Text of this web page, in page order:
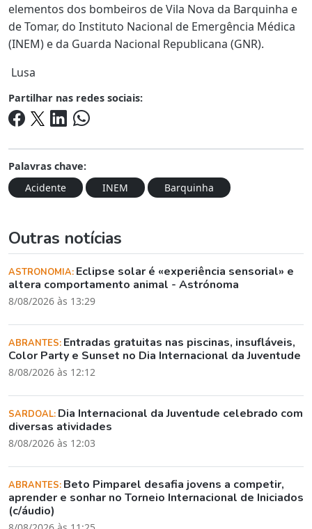
elementos dos bombeiros de Vila Nova da Barquinha e
de Tomar, do Instituto Nacional de Emergência Médica
(INEM) e da Guarda Nacional Republicana (GNR).
Lusa
Partilhar nas redes sociais:
Palavras chave:
Acidente
INEM Barquinha
Outras notícias
ASTRONOMIA: Eclipse solar é «experiência sensorial» e
altera comportamento animal - Astrónoma
8/08/2026 às 13:29
ABRANTES: Entradas gratuitas nas piscinas, insufláveis,
Color Party e Sunset no Dia Internacional da Juventude
8/08/2026 às 12:12
SARDOAL: Dia Internacional da Juventude celebrado com
diversas atividades
8/08/2026 às 12:03
ABRANTES: Beto Pimparel desafia jovens a competir,
aprender e sonhar no Torneio Internacional de Iniciados
(c/áudio)